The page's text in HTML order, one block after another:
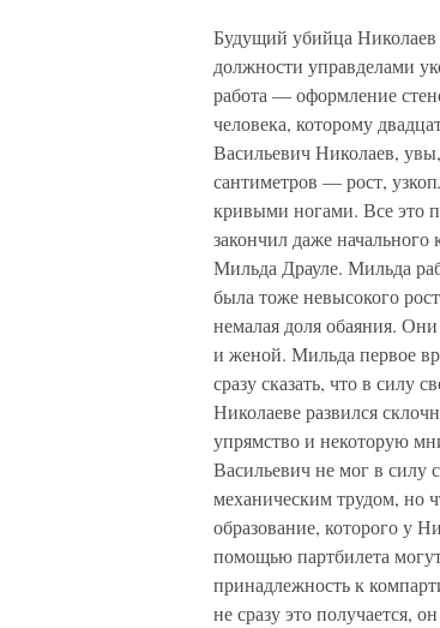
Будущий убийца Николаев
должности управделами
работа — оформление
человека, которому
Васильевич Николаев,
сантиметров — рост,
кривыми ногами. Все это
закончил даже
Мильда Драуле. Мильда
была тоже невысокого
немалая доля обаяния.
и женой. Мильда первое
сразу сказать, что в силу
Николаеве развился
упрямство и некоторую
Васильевич не мог в силу
механическим трудом, но
образование, которого у
помощью партбилета
принадлежность к
не сразу это получается,